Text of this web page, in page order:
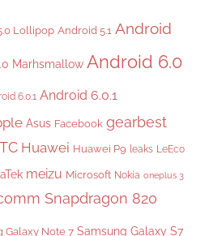
Lollipop Android 5.1 Android
Marhsmallow Android 6.0
6.0.1 Android 6.0.1
Asus Facebook gearbest
Huawei Huawei P9 leaks LeEco
meizu Microsoft Nokia oneplus 3
Snapdragon 820
Galaxy Note 7 Samsung Galaxy S7